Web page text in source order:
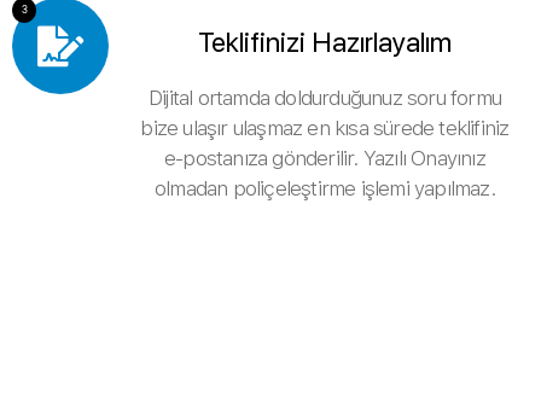
3
Teklifinizi Hazırlayalım
Dijital ortamda doldurduğunuz soru formu
bize ulaşır ulaşmaz en kısa sürede teklifiniz
e-postanıza gönderilir. Yazılı Onayınız
olmadan poliçeleştirme işlemi yapılmaz.